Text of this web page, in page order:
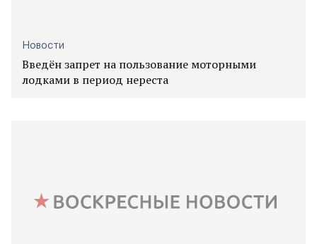
Новости
Введён запрет на пользование моторными
лодками в период нереста